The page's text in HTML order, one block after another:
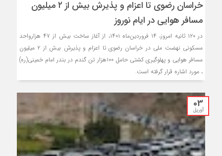
خراسان رضوی تا اعزام و پذیرش بیش از ۲ میلیون
مسافر هوایی در ایام نوروز
در ۱۲۰ ثانیه امروز، ۱۴ فروردین‌ماه ۱۴۰۱، از آغاز ساخت بیش از ۴۷ هزارواحد
مسکونی نهضت ملی در خراسان رضوی تا اعزام و پذیرش بیش از ۲ میلیون
مسافر هوایی و پهلوگیری کشتی حامل ۱۰۰هزار تن گندم در بندر امام خمینی(ره)
، مورد اشاره قرار گرفته است.
03
آوریل